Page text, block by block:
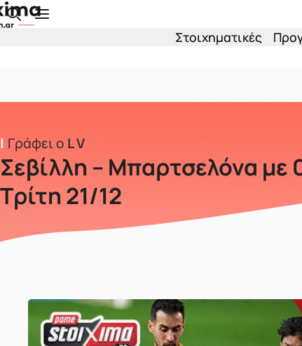
Skip to main content
Στοιχηματικές
Γράφει ο L V
Σεβίλλη – Μπαρτσελόνα
Τρίτη 21/12